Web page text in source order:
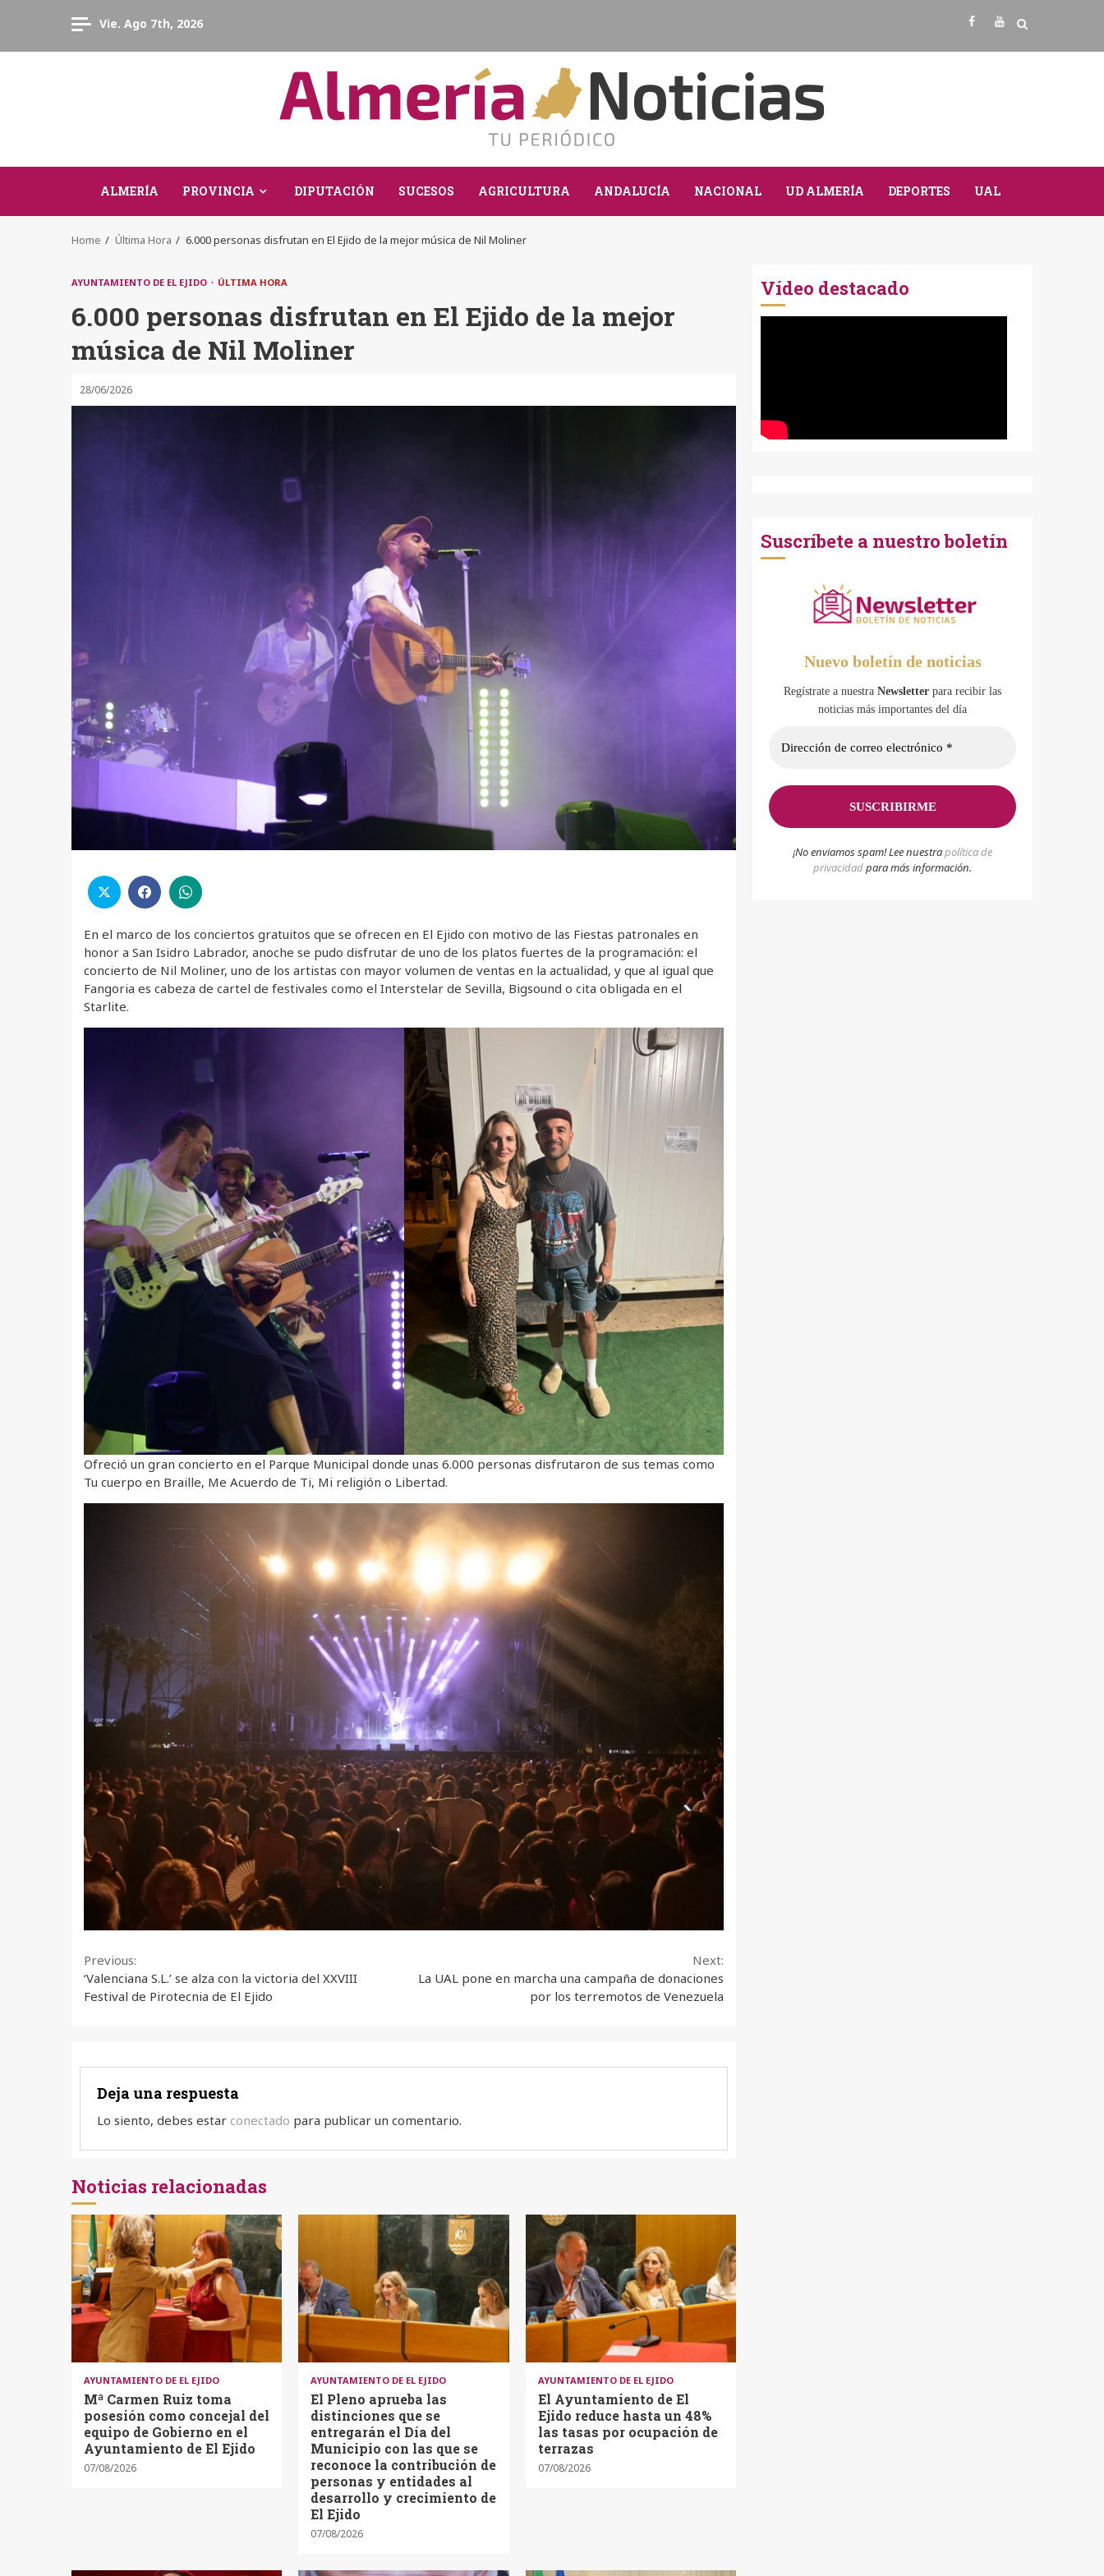
Vie. Ago 7th, 2026 Facebook
Youtube
ALMERÍA PROVINCIA DIPUTACIÓN SUCESOS AGRICULTURA ANDALUCÍA NACIONAL UD ALMERÍA DEPORTES UAL
Home Última Hora 6.000 personas disfrutan en El Ejido de la mejor música de Nil Moliner
AYUNTAMIENTO DE EL EJIDO ÚLTIMA HORA
6.000 personas disfrutan en El Ejido de la mejor
música de Nil Moliner
28/06/2026
En el marco de los conciertos gratuitos que se ofrecen en El Ejido con motivo de las Fiestas patronales en
honor a San Isidro Labrador, anoche se pudo disfrutar de uno de los platos fuertes de la programación: el
concierto de Nil Moliner, uno de los artistas con mayor volumen de ventas en la actualidad, y que al igual que
Fangoria es cabeza de cartel de festivales como el Interstelar de Sevilla, Bigsound o cita obligada en el
Starlite.
Ofreció un gran concierto en el Parque Municipal donde unas 6.000 personas disfrutaron de sus temas como
Tu cuerpo en Braille, Me Acuerdo de Ti, Mi religión o Libertad.
Continue
Reading
Previous:
‘Valenciana S.L.’ se alza con la victoria del XXVIII
Festival de Pirotecnia de El Ejido
Next:
La UAL pone en marcha una campaña de donaciones
por los terremotos de Venezuela
Deja una respuesta
Lo siento, debes estar conectado para publicar un comentario.
Noticias relacionadas
AYUNTAMIENTO DE EL EJIDO
Mª Carmen Ruiz toma
posesión como concejal del
equipo de Gobierno en el
Ayuntamiento de El Ejido
07/08/2026
AYUNTAMIENTO DE EL EJIDO
El Pleno aprueba las
distinciones que se
entregarán el Día del
Municipio con las que se
reconoce la contribución de
personas y entidades al
desarrollo y crecimiento de
El Ejido
07/08/2026
AYUNTAMIENTO DE EL EJIDO
El Ayuntamiento de El
Ejido reduce hasta un 48%
las tasas por ocupación de
terrazas
07/08/2026
Vídeo destacado
Suscríbete a nuestro boletín
Nuevo boletín de noticias
Regístrate a nuestra Newsletter para recibir las
noticias más importantes del día
¡No enviamos spam! Lee nuestrapolítica de
privacidadpara más información.